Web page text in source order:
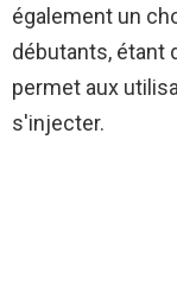
également un
débutants, étant
permet aux
s'injecter.